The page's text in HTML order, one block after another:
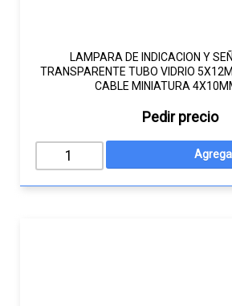
LAMPARA DE INDICACION Y
TRANSPARENTE TUBO VIDRIO
CABLE MINIATURA
Pedir precio